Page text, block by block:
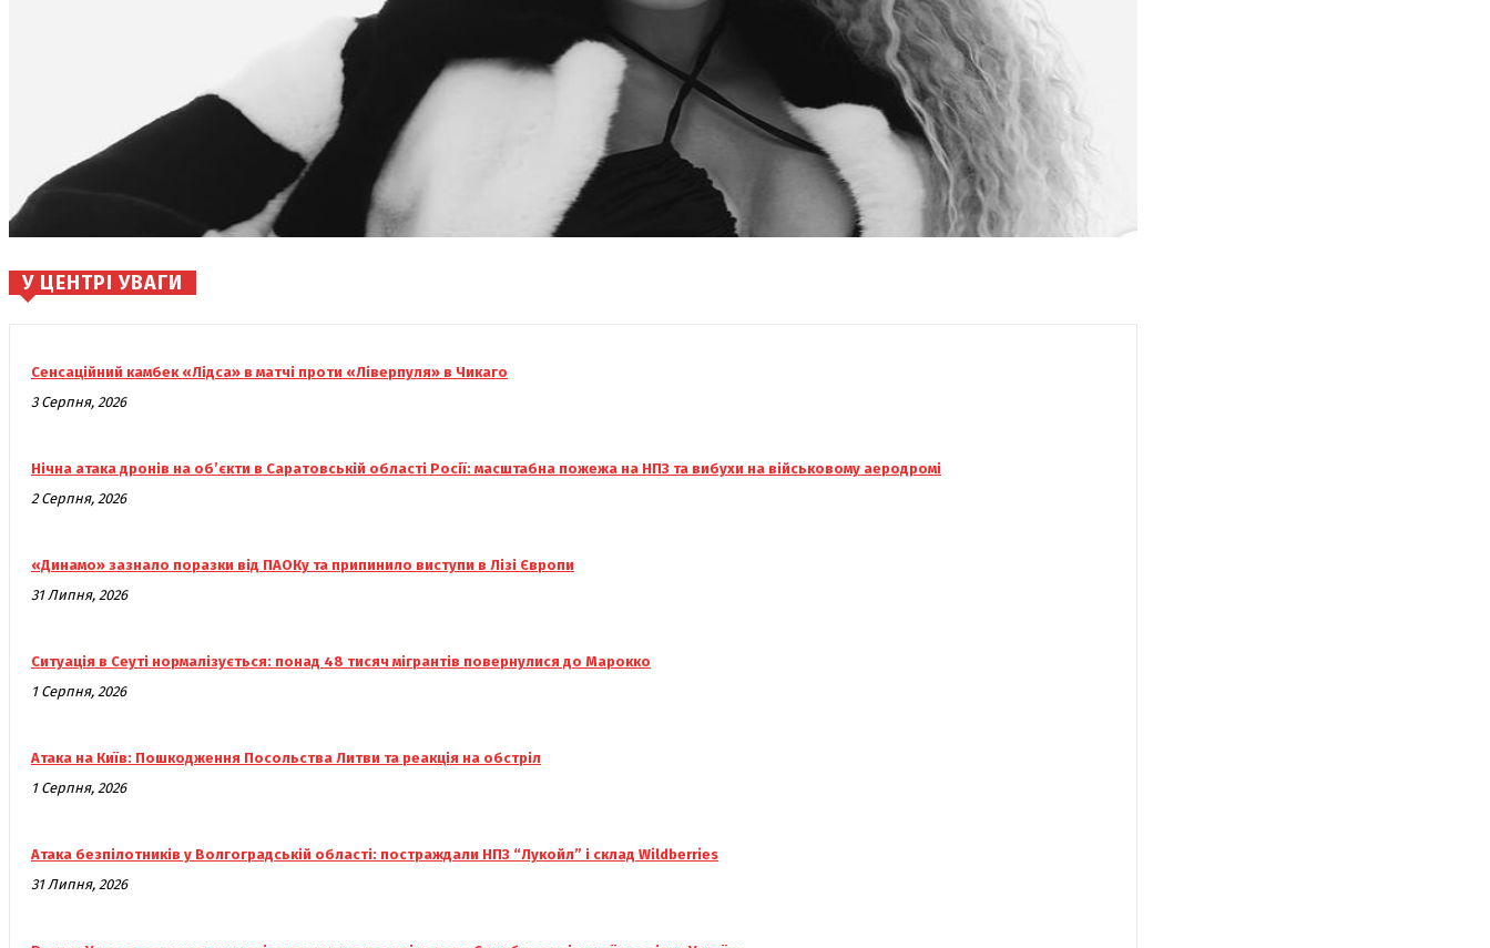
У ЦЕНТРІ УВАГИ
Сенсаційний камбек «Лідса» в матчі проти «Ліверпуля» в Чикаго
3 Серпня, 2026
Нічна атака дронів на об’єкти в Саратовській області Росії: масштабна пожежа на НПЗ та вибухи на військовому аеродромі
2 Серпня, 2026
«Динамо» зазнало поразки від ПАОКу та припинило виступи в Лізі Європи
31 Липня, 2026
Ситуація в Сеуті нормалізується: понад 48 тисяч мігрантів повернулися до Марокко
1 Серпня, 2026
Атака на Київ: Пошкодження Посольства Литви та реакція на обстріл
1 Серпня, 2026
Атака безпілотників у Волгоградській області: постраждали НПЗ “Лукойл” і склад Wildberries
31 Липня, 2026